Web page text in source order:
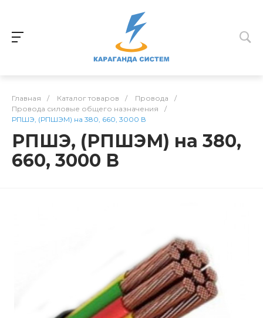
Главная / Каталог товаров / Провода
/
Провода силовые общего назначения
/
РПШЭ, (РПШЭМ) на 380, 660, 3000 В
РПШЭ, (РПШЭМ) на 380,
660, 3000 В